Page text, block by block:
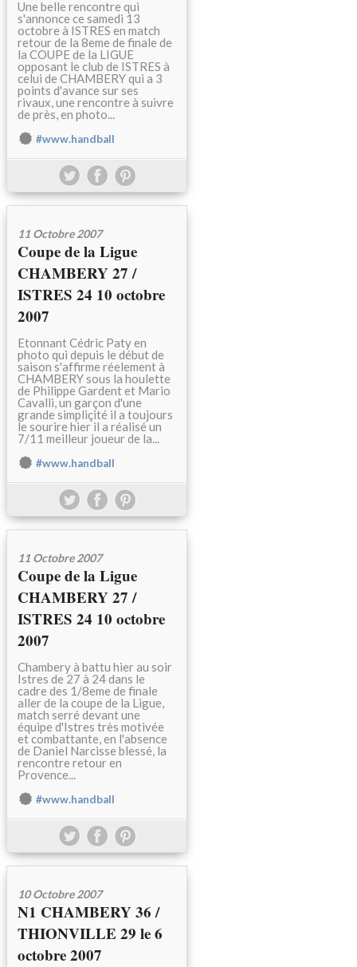
Une belle rencontre qui
s'annonce ce samedi 13
octobre à ISTRES en match
retour de la 8eme de finale de
la COUPE de la LIGUE
opposant le club de ISTRES à
celui de CHAMBERY qui a 3
points d'avance sur ses
rivaux, une rencontre à suivre
de près, en photo...
#www.handball
11 Octobre 2007
Coupe de la Ligue
CHAMBERY 27 /
ISTRES 24 10 octobre
2007
Etonnant Cédric Paty en
photo qui depuis le début de
saison s'affirme réelement à
CHAMBERY sous la houlette
de Philippe Gardent et Mario
Cavalli, un garçon d'une
grande simpliçité il a toujours
le sourire hier il a réalisé un
7/11 meilleur joueur de la...
#www.handball
11 Octobre 2007
Coupe de la Ligue
CHAMBERY 27 /
ISTRES 24 10 octobre
2007
Chambery à battu hier au soir
Istres de 27 à 24 dans le
cadre des 1/8eme de finale
aller de la coupe de la Ligue,
match serré devant une
équipe d'Istres très motivée
et combattante, en l'absence
de Daniel Narcisse blessé, la
rencontre retour en
Provence...
#www.handball
10 Octobre 2007
N1 CHAMBERY 36 /
THIONVILLE 29 le 6
octobre 2007